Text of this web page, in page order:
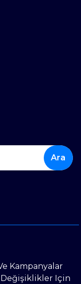
Kampanyalar
Değişiklikler Için